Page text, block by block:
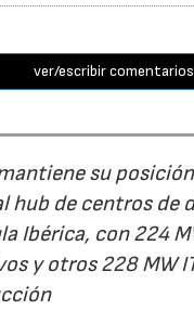
ver/escribir comentarios
su
hub de centros de
Ibérica, con 224
y otros 228 MW